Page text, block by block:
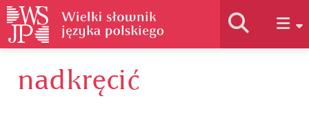
Historia słownika
nadkręcić